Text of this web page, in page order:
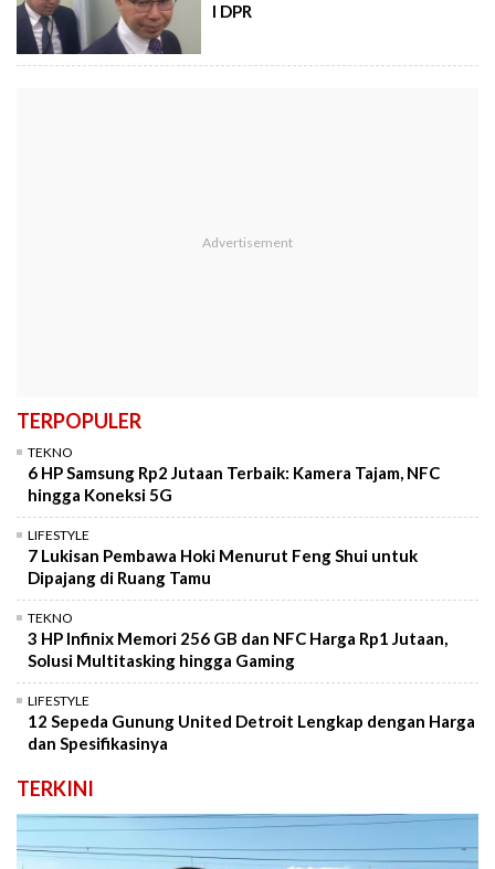
I DPR
TERPOPULER
TEKNO
6 HP Samsung Rp2 Jutaan Terbaik: Kamera Tajam, NFC
hingga Koneksi 5G
LIFESTYLE
7 Lukisan Pembawa Hoki Menurut Feng Shui untuk
Dipajang di Ruang Tamu
TEKNO
3 HP Infinix Memori 256 GB dan NFC Harga Rp1 Jutaan,
Solusi Multitasking hingga Gaming
LIFESTYLE
12 Sepeda Gunung United Detroit Lengkap dengan Harga
dan Spesifikasinya
TERKINI